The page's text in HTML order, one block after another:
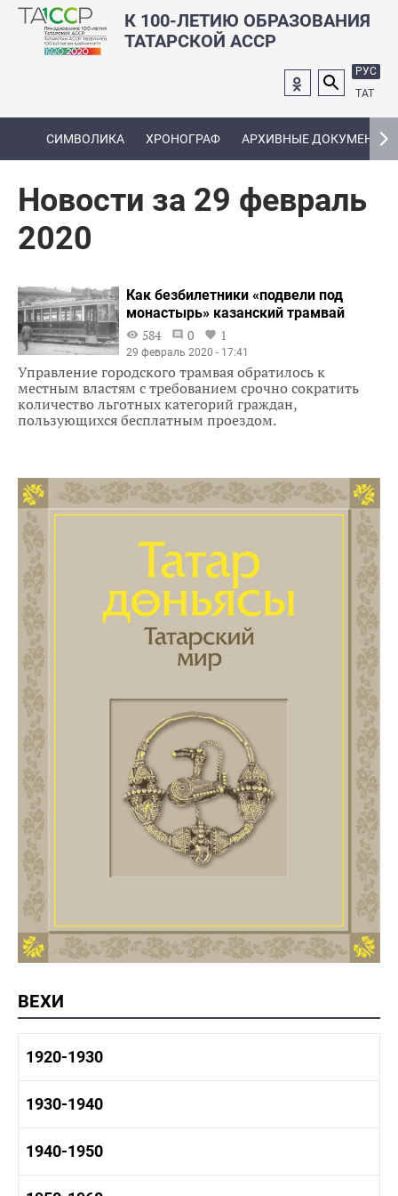
К 100-ЛЕТИЮ ОБРАЗОВАНИЯ
ТАТАРСКОЙ АССР
РУС
ТАТ
СИМВОЛИКА ХРОНОГРАФ АРХИВНЫЕ ДОКУМЕНТЫ
Новости за 29 февраль
2020
Как безбилетники «подвели под
монастырь» казанский трамвай
584
0 1
29 февраль 2020 - 17:41
Управление городского трамвая обратилось к
местным властям с требованием срочно сократить
количество льготных категорий граждан,
пользующихся бесплатным проездом.
ВЕХИ
1920-1930
1920-1930 история
1920-1930 культура
1930-1940
1930-1940 история
1930-1940 культура
1940-1950